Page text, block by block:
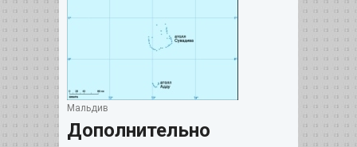
Мальдив
Дополнительно